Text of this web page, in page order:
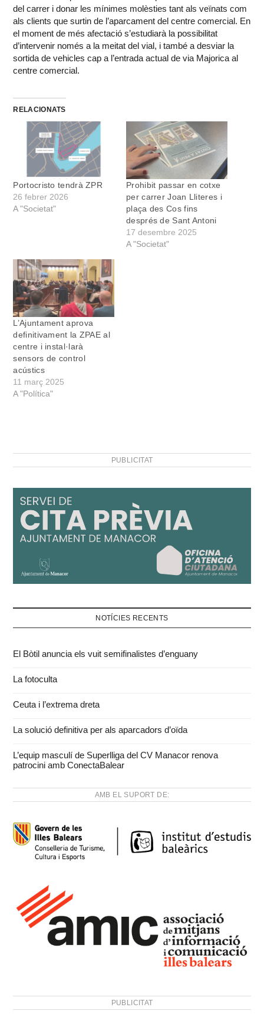
del carrer i donar les mínimes molèsties tant als veïnats com
als clients que surtin de l’aparcament del centre comercial. En
el moment de més afectació s’estudiarà la possibilitat
d’intervenir només a la meitat del vial, i també a desviar la
sortida de vehicles cap a l’entrada actual de via Majorica al
centre comercial.
RELACIONATS
Portocristo tendrà ZPR
26 febrer 2026
A "Societat"
Prohibit passar en cotxe
per carrer Joan Lliteres i
plaça des Cos fins
després de Sant Antoni
17 desembre 2025
A "Societat"
L’Ajuntament aprova
definitivament la ZPAE al
centre i instal·larà
sensors de control
acústics
11 març 2025
A "Política"
PUBLICITAT
NOTÍCIES RECENTS
El Bòtil anuncia els vuit semifinalistes d’enguany
La fotoculta
Ceuta i l’extrema dreta
La solució definitiva per als aparcadors d’oïda
L’equip masculí de Superlliga del CV Manacor renova
patrocini amb ConectaBalear
AMB EL SUPORT DE:
PUBLICITAT